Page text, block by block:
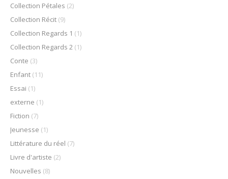
Collection Pétales (2)
Collection Récit (9)
Collection Regards 1 (1)
Collection Regards 2 (1)
Conte (3)
Enfant (11)
Essai (1)
externe (1)
Fiction (7)
Jeunesse (1)
Littérature du réel (7)
Livre d'artiste (2)
Nouvelles (8)